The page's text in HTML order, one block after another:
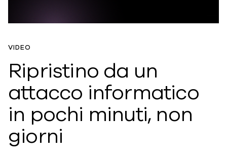
VIDEO
Ripristino da un
attacco informatico
in pochi minuti, non
giorni